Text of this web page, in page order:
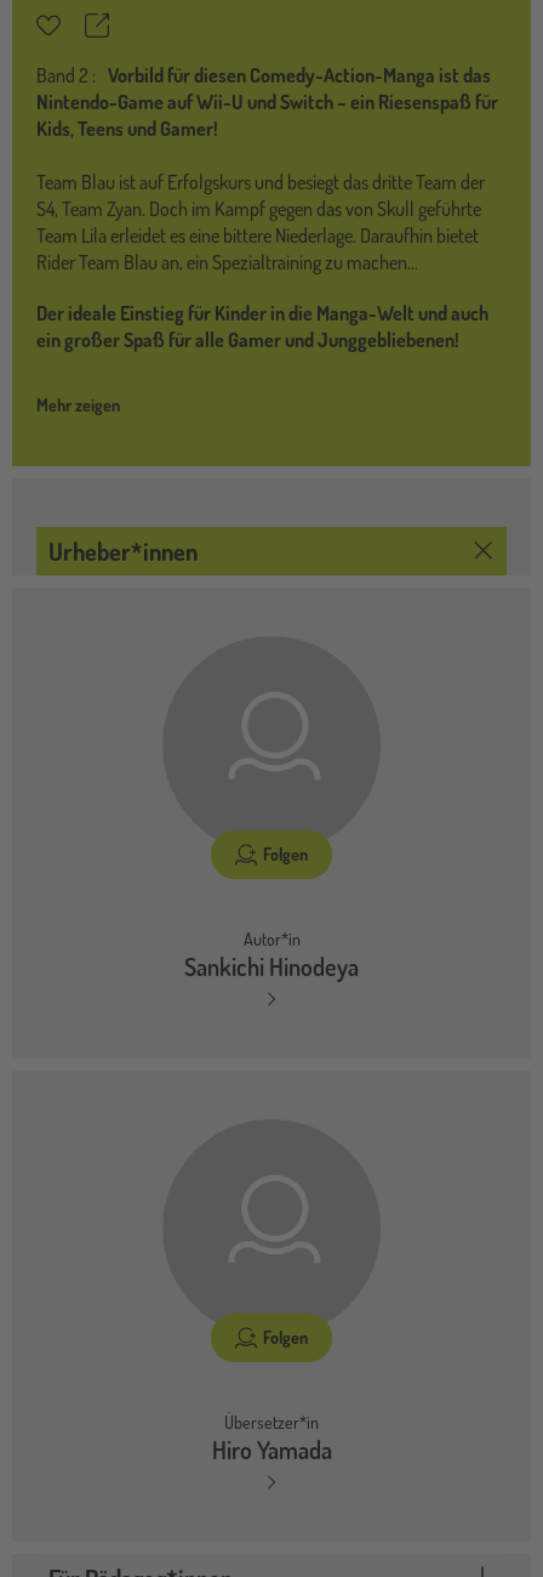
MerkzettelTeilen
Band 2 : Vorbild für diesen Comedy-Action-Manga ist das
Nintendo-Game auf Wii-U und Switch – ein Riesenspaß für
Kids, Teens und Gamer!
Team Blau ist auf Erfolgskurs und besiegt das dritte Team der
S4, Team Zyan. Doch im Kampf gegen das von Skull geführte
Team Lila erleidet es eine bittere Niederlage. Daraufhin bietet
Rider Team Blau an, ein Spezialtraining zu machen…
Der ideale Einstieg für Kinder in die Manga-Welt und auch
ein großer Spaß für alle Gamer und Junggebliebenen!
Mehr zeigen
Urheber*innen
Folgen
Autor*in
Sankichi Hinodeya
Folgen
Übersetzer*in
Hiro Yamada